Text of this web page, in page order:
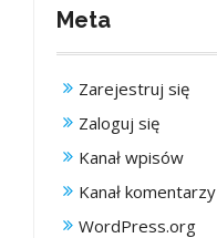
Meta
Zarejestruj się
Zaloguj się
Kanał wpisów
Kanał komentarzy
WordPress.org